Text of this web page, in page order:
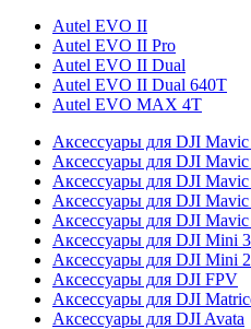
Autel EVO II
Autel EVO II Pro
Autel EVO II Dual
Autel EVO II Dual 640T
Autel EVO MAX 4T
Аксессуары для DJI
Аксессуары для DJI Mavic
Аксессуары для DJI
Аксессуары для DJI
Аксессуары для DJI
Аксессуары для DJI Mini
Аксессуары для DJI Mini 2
Аксессуары для DJI FPV
Аксессуары для DJI
Аксессуары для DJI Avata